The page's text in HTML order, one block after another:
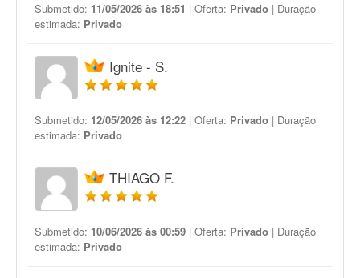
Submetido: 11/05/2026 às 18:51 | Oferta: Privado | Duração
estimada: Privado
Ignite - S.
Submetido: 12/05/2026 às 12:22 | Oferta: Privado | Duração
estimada: Privado
THIAGO F.
Submetido: 10/06/2026 às 00:59 | Oferta: Privado | Duração
estimada: Privado